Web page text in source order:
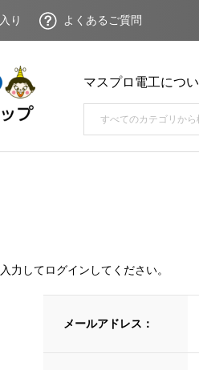
り よくあるご質問
マスプロ電工につ
力してログインしてください。
メールアドレス：